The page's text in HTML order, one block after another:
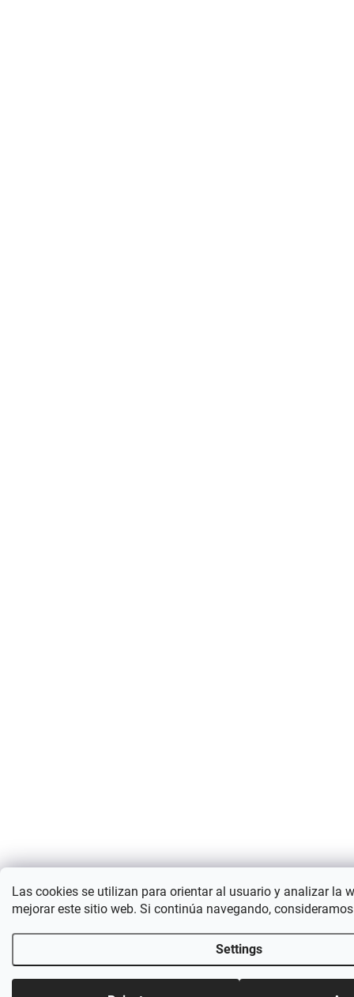
Las cookies se utilizan para orientar al usuario y analizar la
mejorar este sitio web. Si continúa navegando,
Settings